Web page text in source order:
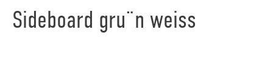
Sideboard gru¨n weiss